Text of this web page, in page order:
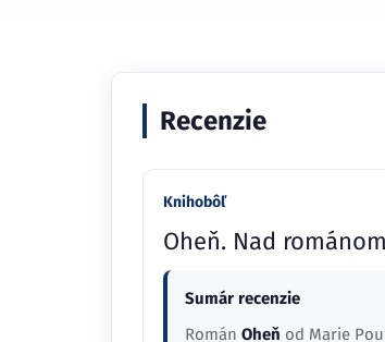
Recenzie
Knihobôľ
Oheň. Nad
Sumár recenzie
Román Oheň od Marie